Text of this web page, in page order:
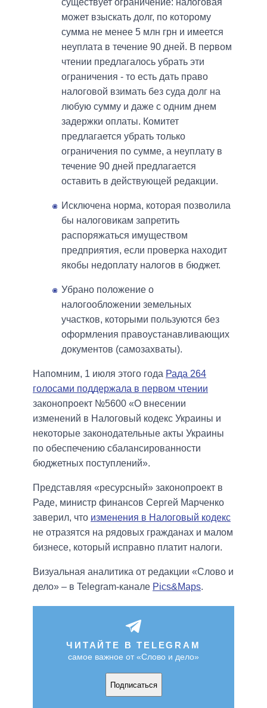
существует ограничение: налоговая
может взыскать долг, по которому
сумма не менее 5 млн грн и имеется
неуплата в течение 90 дней. В первом
чтении предлагалось убрать эти
ограничения - то есть дать право
налоговой взимать без суда долг на
любую сумму и даже с одним днем
задержки оплаты. Комитет
предлагается убрать только
ограничения по сумме, а неуплату в
течение 90 дней предлагается
оставить в действующей редакции.
Исключена норма, которая позволила
бы налоговикам запретить
распоряжаться имуществом
предприятия, если проверка находит
якобы недоплату налогов в бюджет.
Убрано положение о
налогообложении земельных
участков, которыми пользуются без
оформления правоустанавливающих
документов (самозахваты).
Напомним, 1 июля этого года Рада 264
голосами поддержала в первом чтении
законопроект №5600 «О внесении
изменений в Налоговый кодекс Украины и
некоторые законодательные акты Украины
по обеспечению сбалансированности
бюджетных поступлений».
Представляя «ресурсный» законопроект в
Раде, министр финансов Сергей Марченко
заверил, что изменения в Налоговый кодекс
не отразятся на рядовых гражданах и малом
бизнесе, который исправно платит налоги.
Визуальная аналитика от редакции «Слово и
дело» – в Telegram-канале Pics&Maps.
ЧИТАЙТЕ В TELEGRAM
самое важное от «Слово и дело»
Подписаться